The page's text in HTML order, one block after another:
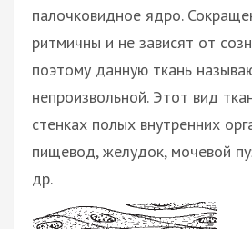
палочковидное ядро.
ритмичны и не зависят от
поэтому данную ткань
непроизвольной. Этот вид
стенках полых внутренних
пищевод, желудок, мочевой
др.